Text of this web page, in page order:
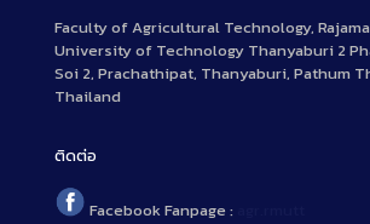
Faculty of Agricultural Technology,
University of Technology Thanyaburi 2
Soi 2, Prachathipat, Thanyaburi, Pathum
Thailand
ติดต่อ
Facebook Fanpage :